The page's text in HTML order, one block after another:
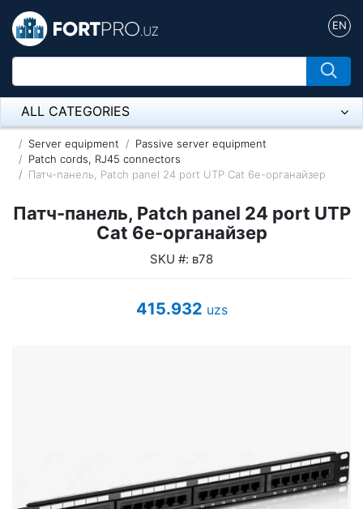
EN
ALL CATEGORIES
Микрофон
Напольные розетки
Оборудование Mikrotik
ADSL, Wan / Lan Routers, Wi-Fi
Server equipment
Passive server equipment
Patch cords, RJ45 connectors
Патч-панель, Patch panel 24 port UTP Cat 6e-органайзер
Патч-панель, Patch panel 24 port UTP
Cat 6e-органайзер
SKU #: в78
415.932 uzs